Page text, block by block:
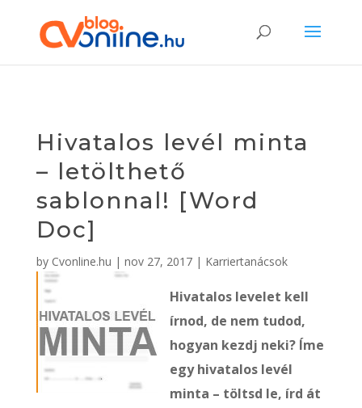
Hivatalos levél minta
– letölthető
sablonnal! [Word
Doc]
by Cvonline.hu | nov 27, 2017| Karriertanácsok
Hivatalos levelet kell
írnod, de nem tudod,
hogyan kezdj neki? Íme
egy hivatalos levél
minta – töltsd le, írd át